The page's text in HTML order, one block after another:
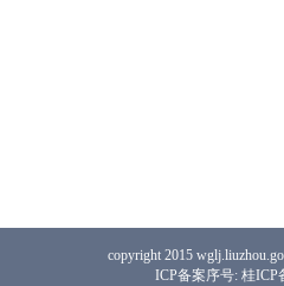
copyright 2015
ICP备案序号: 桂ICP